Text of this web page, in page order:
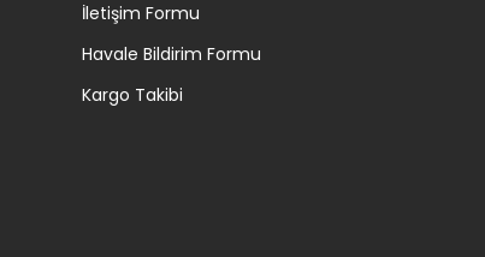
İletişim Formu
Havale Bildirim Formu
Kargo Takibi